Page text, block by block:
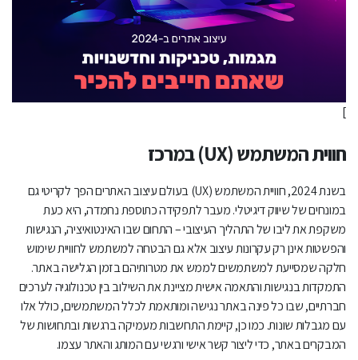
טיפוגרפיה מצוירת וגבולות ברורים
טרנדים בולטים נוספים
]
חווית המשתמש (UX) במרכז
בשנת 2024, חוויית המשתמש (UX) בעולם עיצוב האתרים הפך לקריטי גם
במונחים של שיווק דיגיטלי. מעבר לתפקידה כתוספת נחמדה, היא כעת
משקפת את ליבו של התהליך העיצובי – התחום שבו האינטואיציה, הנגישות
והפשטות אינן רק עקרונות עיצוב אלא גם הבטחה למשתמש לחוויית שימוש
חלקה שמסייעת למשתמשים לממש את מטרותיהם בזמן הגלישה באתר.
התמקדות בנגישות והתאמה אישית מציינת את השילוב בין טכנולוגיה לערכים
חברתיים, שבו כל פינה באתר נגישה ומותאמת לכלל המשתמשים, כולל אלו
עם מגבלות שונות. כמו כן, קיימת התחשבות מעמיקה ברגשות ובתחושות של
המבקרים באתר, כדי ליצור קשר אישי ורגשי עם המותג והאתר עצמו.